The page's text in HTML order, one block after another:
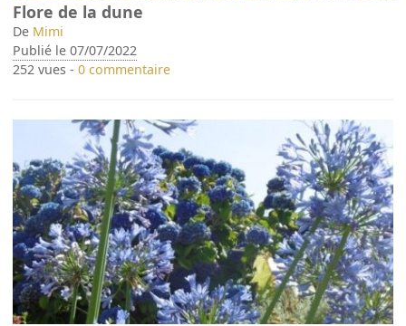
Flore de la dune
De Mimi
Publié le 07/07/2022
252 vues -0 commentaire